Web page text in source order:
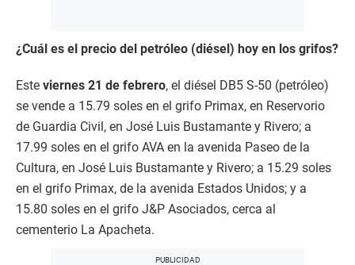
¿Cuál es el precio del petróleo (diésel) hoy en los grifos?
Este viernes 21 de febrero, el diésel DB5 S-50 (petróleo)
se vende a 15.79 soles en el grifo Primax, en Reservorio
de Guardia Civil, en José Luis Bustamante y Rivero; a
17.99 soles en el grifo AVA en la avenida Paseo de la
Cultura, en José Luis Bustamante y Rivero; a 15.29 soles
en el grifo Primax, de la avenida Estados Unidos; y a
15.80 soles en el grifo J&P Asociados, cerca al
cementerio La Apacheta.